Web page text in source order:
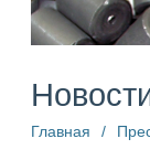
Главная /